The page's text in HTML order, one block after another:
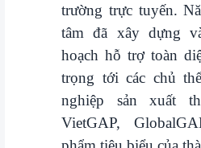
trường trực tuyến.
tâm đã xây dựng
hoạch hỗ trợ toàn
trọng tới các chủ
nghiệp sản xuất
VietGAP,